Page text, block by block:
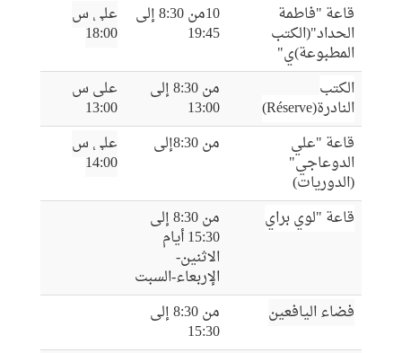
قاعة "فاطمة
الحداد"(الكتب
المطبوعة)ي"
10من 8:30 إلى
19:45
على س
18:00
الكتب
النادرة(Réserve)
من 8:30 إلى
13:00
على س
13:00
قاعة "علي
الدوعاجي"
(الدوريات)
من 8:30إلى على س
14:00
قاعة "لوي براي من 8:30 إلى
15:30 أيام
الاثنين-
الإربعاء-السبت
فضاء اليافعين
من 8:30 إلى
15:30